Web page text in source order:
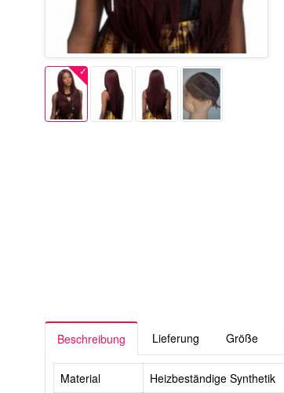
Beschreibung Lieferung Größe
Material
Heizbeständige Synthetik